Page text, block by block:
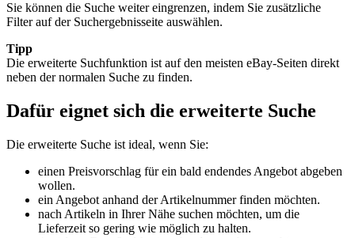
Sie können die Suche weiter eingrenzen, indem Sie zusätzliche
Filter auf der Suchergebnisseite auswählen.
Tipp
Die erweiterte Suchfunktion ist auf den meisten eBay-Seiten direkt
neben der normalen Suche zu finden.
Dafür eignet sich die erweiterte Suche
Die erweiterte Suche ist ideal, wenn Sie:
einen Preisvorschlag für ein bald endendes Angebot abgeben
wollen.
ein Angebot anhand der Artikelnummer finden möchten.
nach Artikeln in Ihrer Nähe suchen möchten, um die
Lieferzeit so gering wie möglich zu halten.